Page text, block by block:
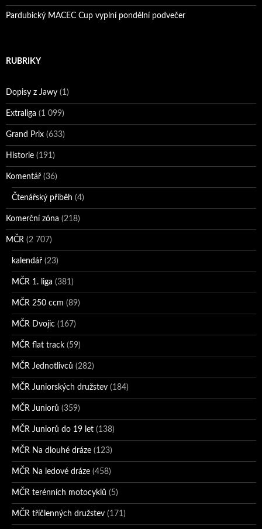
Pardubický MACEC Cup vyplní pondělní podvečer
RUBRIKY
Dopisy z Jawy (1)
Extraliga (1 099)
Grand Prix (633)
Historie (191)
Komentář (36)
Čtenářský příběh (4)
Komerční zóna (218)
MČR (2 707)
kalendář (23)
MČR 1. liga (381)
MČR 250 ccm (89)
MČR Dvojic (167)
MČR flat track (59)
MČR Jednotlivců (282)
MČR Juniorských družstev (184)
MČR Juniorů (359)
MČR Juniorů do 19 let (138)
MČR Na dlouhé dráze (123)
MČR Na ledové dráze (458)
MČR terénních motocyklů (5)
MČR tříčlenných družstev (171)